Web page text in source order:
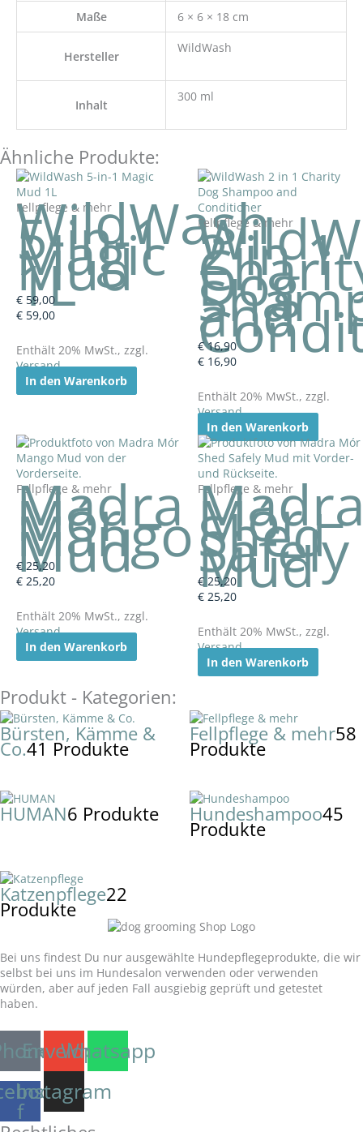
Maße 6 × 6 × 18 cm
Hersteller
WildWash
Inhalt
300 ml
Ähnliche Produkte:
Fellpflege & mehr
WildWash
5-in-1
Magic
Mud
1L
€ 59,00
€ 59,00
Enthält 20% MwSt., zzgl.
Versand
In den Warenkorb
Fellpflege & mehr
2 in 1
Dog
and
€16,90
€ 16,90
Enthält 20% MwSt., zzgl.
Versand
In den Warenkorb
Fellpflege & mehr
Madra
Mór –
Mango
Mud
€ 25,20
€ 25,20
Enthält 20% MwSt., zzgl.
Versand
In den Warenkorb
Fellpflege & mehr
Mór –
Shed
Safely
Mud
€ 25,20
€ 25,20
Enthält 20% MwSt., zzgl.
Versand
In den Warenkorb
Produkt - Kategorien:
Bürsten, Kämme &
Co.41 Produkte
Fellpflege & mehr58
Produkte
HUMAN6 Produkte Hundeshampoo45
Produkte
Katzenpflege22
Produkte
Bei uns findest Du nur ausgewählte Hundepflegeprodukte, die wir
selbst bei uns im Hundesalon verwenden oder verwenden
würden, aber auf jeden Fall ausgiebig geprüft und getestet
haben.
Envelope
Whatsapp
f
Instagram